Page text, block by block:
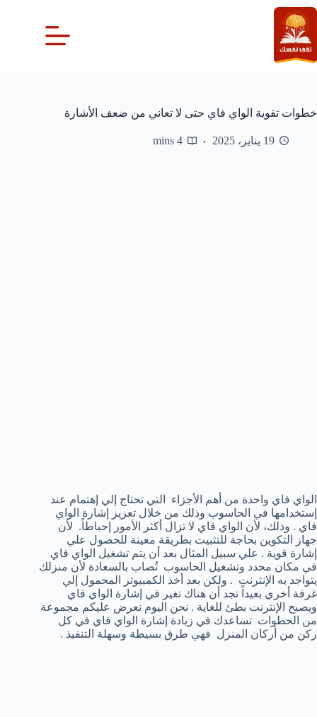
التجاوز
إلى
المحتوى
خطوات تقوية الواي فاي حتى لا تعاني من ضعف الأشارة
19 يناير، 2025 4 mins
الواي فاي واحدة من أهم الأجزاء التي تحتاج إلي إهتمام عند
إستخدامها في الحاسوب وذلك من خلال تعزيز إشارة الواي
فاي . وذلك، لأن الواي فاي لا تزال أكثر الأمور إحباطاً. لأن
جهاز التكوين بحاجة للتثبيت بطريقة معينة للحصول علي
إشارة قوية . علي سبيل المثال بعد أن يتم تشغيل الواي فاي
في مكان محدد وتشغيل الحاسوب تُصاب بالسعادة لأن منزلك
يتواجد به الإنترنت . ولكن بعد أخذ الكمبيوتر المحمول إلي
غرفة أخري بعيداً تجد أن هناك تغير في إشارة الواي فاي
ويصبح الإنترنت بطئ للغاية . نحن اليوم نعرض عليكم مجموعة
من الخطوات تساعدك في زيادة إشارة الواي فاي في كل
ركن من أركان المنزل فهي طرق بسيطة وسهلة التنفيذ .